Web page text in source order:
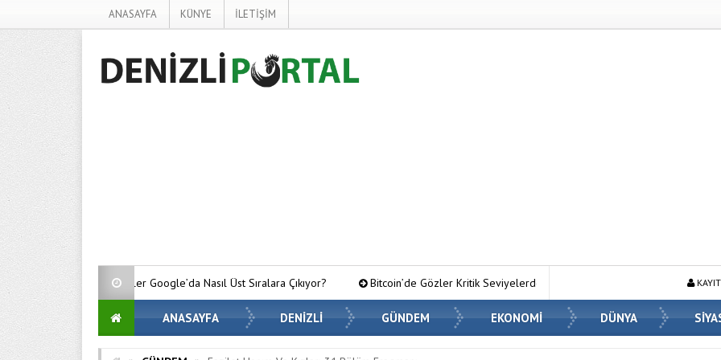
ANASAYFA KÜNYE İLETİŞİM
Google’da Nasıl Üst Sıralara Çıkıyor? Bitcoin’de Gözler Kritik Seviyelerde: ETF Girişleri ve Makro Riskler Fiyatı Nasıl Etkiliyor?
ANASAYFA DENİZLİ GÜNDEM EKONOMİ DÜNYA